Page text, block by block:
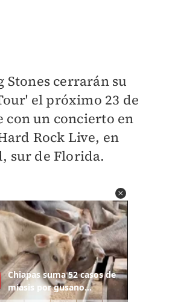
Stones cerrarán su
el próximo 23 de
con un concierto en
Rock Live, en
sur de Florida.